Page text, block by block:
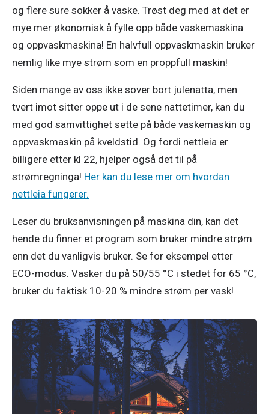
og flere sure sokker å vaske. Trøst deg med at det er
mye mer økonomisk å fylle opp både vaskemaskina
og oppvaskmaskina! En halvfull oppvaskmaskin bruker
nemlig like mye strøm som en proppfull maskin!
Siden mange av oss ikke sover bort julenatta, men
tvert imot sitter oppe ut i de sene nattetimer, kan du
med god samvittighet sette på både vaskemaskin og
oppvaskmaskin på kveldstid. Og fordi nettleia er
billigere etter kl 22, hjelper også det til på
strømregninga! Her kan du lese mer om hvordan
nettleia fungerer.
Leser du bruksanvisningen på maskina din, kan det
hende du finner et program som bruker mindre strøm
enn det du vanligvis bruker. Se for eksempel etter
ECO-modus. Vasker du på 50/55 °C i stedet for 65 °C,
bruker du faktisk 10-20 % mindre strøm per vask!